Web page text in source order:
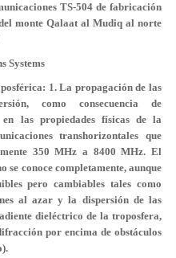
TS-504 de fabricación
monte Qalaat al Mudiq al norte
Systems
1. La propagación de las
como consecuencia de
las propiedades físicas de la
transhorizontales que
350 MHz a 8400 MHz. El
se conoce completamente, aunque
pero cambiables tales como
al azar y la dispersión de las
dieléctrico de la troposfera,
por encima de obstáculos